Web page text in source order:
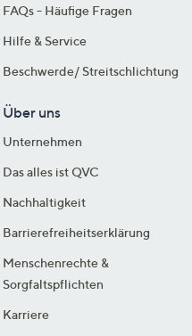
FAQs - Häufige Fragen
Hilfe & Service
Beschwerde/ Streitschlichtung
Über uns
Unternehmen
Das alles ist QVC
Nachhaltigkeit
Barrierefreiheitserklärung
Menschenrechte &
Sorgfaltspflichten
Karriere